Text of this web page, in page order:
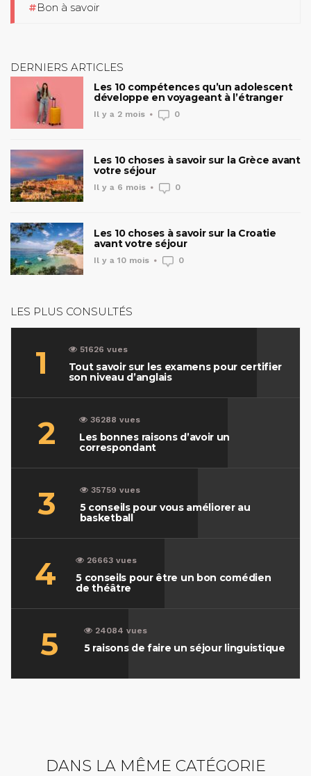
Bon à savoir
DERNIERS ARTICLES
Les 10 compétences qu’un adolescent
développe en voyageant à l’étranger
Il y a 2 mois 0
Les 10 choses à savoir sur la Grèce avant
votre séjour
Il y a 6 mois 0
Les 10 choses à savoir sur la Croatie
avant votre séjour
Il y a 10 mois 0
LES PLUS CONSULTÉS
1 51626 vues
Tout savoir sur les examens pour certifier
son niveau d’anglais
2 36288 vues
Les bonnes raisons d’avoir un
correspondant
3 35759 vues
5 conseils pour vous améliorer au
basketball
4 26663 vues
5 conseils pour être un bon comédien
de théâtre
5 24084 vues
5 raisons de faire un séjour linguistique
DANS LA MÊME CATÉGORIE